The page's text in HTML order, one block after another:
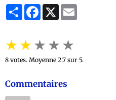
PartagerFacebook
X
★★★★★
8 votes. Moyenne 2.7 sur 5.
Commentaires